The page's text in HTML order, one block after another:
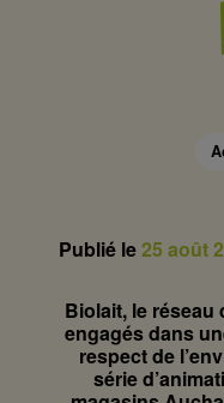
Publié le25 août
Biolait, le
engagés dans
respect de
série